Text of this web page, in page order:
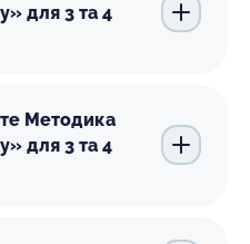
для 3 та 4
Методика
для 3 та 4